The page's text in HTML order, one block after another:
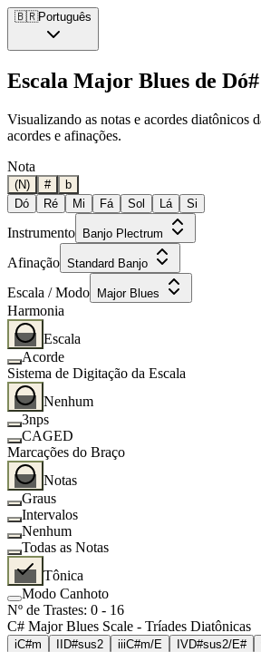
🇧🇷Português
Escala Major Blues de
Visualizando as notas e acordes diatônicos
acordes e afinações.
Nota
(N) #
b
Dó
Ré Mi Fá Sol Lá Si
Instrumento Banjo Plectrum
Afinação Standard Banjo
Escala / Modo Major Blues
Harmonia
Escala
Acorde
Sistema de Digitação da Escala
Nenhum
3nps
CAGED
Marcações do Braço
Notas
Graus
Intervalos
Nenhum
Todas as Notas
Tônica
Modo Canhoto
Nº de Trastes: 0 - 16
C# Major Blues Scale - Tríades Diatônicas
iC#m D#sus2 iiiC#m/E IVD#sus2/E#